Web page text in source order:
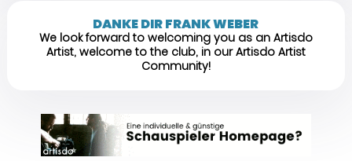
DANKE DIR FRANK WEBER
We look forward to welcoming you as an Artisdo
Artist, welcome to the club, in our Artisdo Artist
Community!